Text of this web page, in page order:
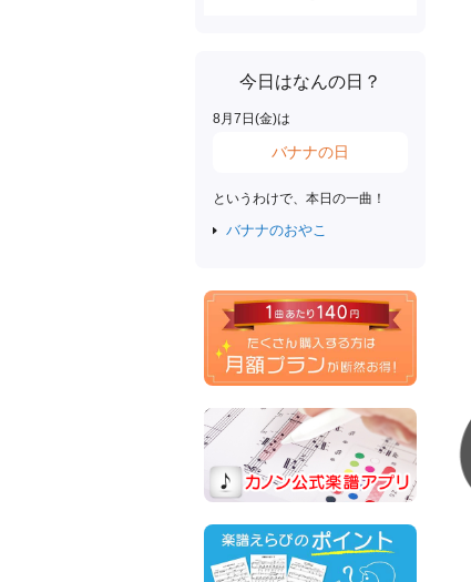
今日はなんの日？
8月 7 日(金)は
バナナの日
というわけで、本日の一曲！
バナナのおやこ